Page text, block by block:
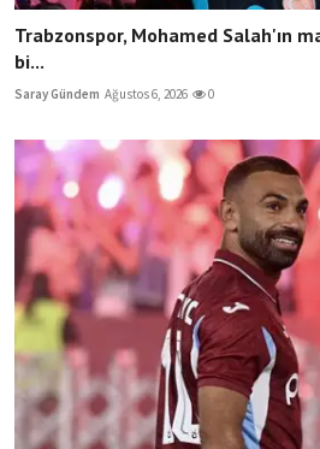
Trabzonspor, Mohamed Salah'ın
bi...
Saray Gündem Ağustos 6, 2026 0